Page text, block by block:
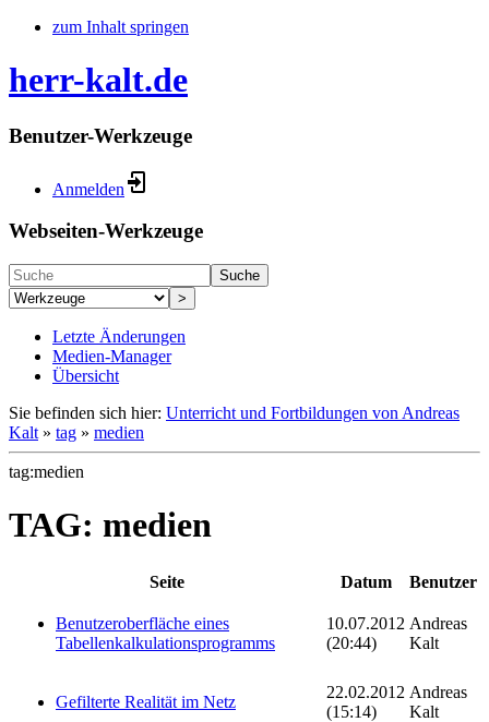
zum Inhalt springen
herr-kalt.de
Benutzer-Werkzeuge
Anmelden
Webseiten-Werkzeuge
Suche
>
Letzte Änderungen
Medien-Manager
Übersicht
Sie befinden sich hier: Unterricht und Fortbildungen von Andreas
Kalt » tag » medien
tag:medien
TAG: medien
Seite Datum Benutzer
Benutzeroberfläche eines
Tabellenkalkulationsprogramms
10.07.2012
(20:44)
Andreas
Kalt
Gefilterte Realität im Netz
22.02.2012
(15:14)
Andreas
Kalt